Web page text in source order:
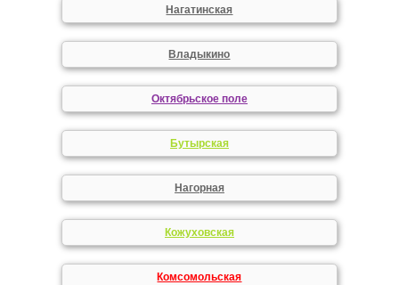
Нагатинская
Владыкино
Октябрьское поле
Бутырская
Нагорная
Кожуховская
Комсомольская